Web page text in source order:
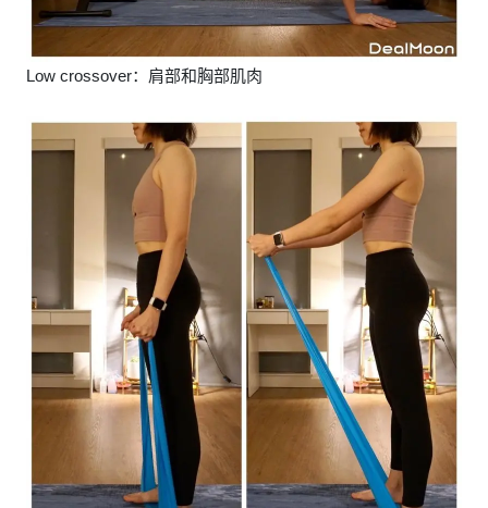
Low crossover：肩部和胸部肌肉